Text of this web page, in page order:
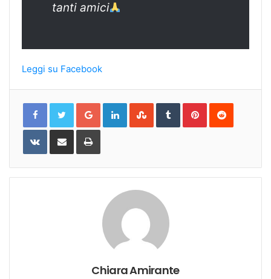
tanti amici
Leggi su Facebook
Google+LinkedInStumbleUpon
TumblrPinterestReddit
VKontakteShare
Email
Print
Chiara Amirante